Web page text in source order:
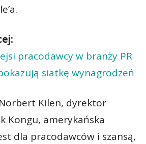
pracodawcy w branży PR
siatkę wynagrodzeń
Kilen, dyrektor
Kongu, amerykańska
dla pracodawców i szansą,